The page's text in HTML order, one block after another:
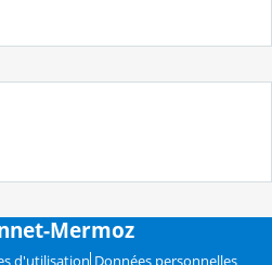
Mermoz
d'utilisation Données personnelles